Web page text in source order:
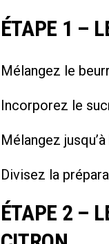
ÉTAPE 1 –
Mélangez le
Incorporez le
Mélangez
Divisez la
ÉTAPE 2 –